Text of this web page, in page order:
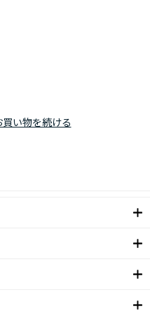
い物を続ける